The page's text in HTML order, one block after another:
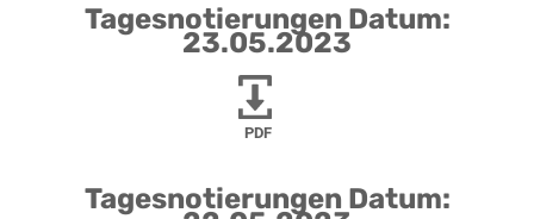
Tagesnotierungen Datum:
23.05.2023
PDF
Tagesnotierungen Datum: